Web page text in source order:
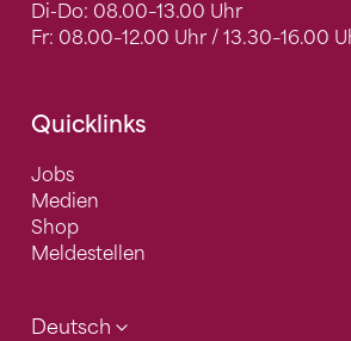
Di-Do: 08.00–13.00 Uhr
Fr: 08.00–12.00 Uhr / 13.30–16.00
Quicklinks
Jobs
Medien
Shop
Meldestellen
Deutsch